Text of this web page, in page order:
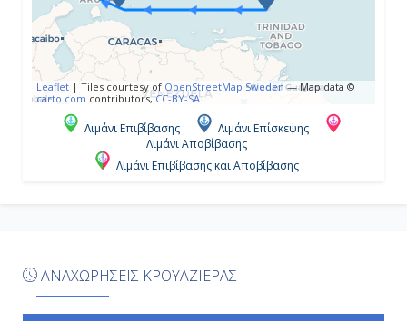
Σαιντ Κιτς, Άγιος Χριστόφορος και
07:00
19:00
Leaflet | Tiles courtesy ofOpenStreetMap Sweden— Map data ©
carto.com contributors,CC-BY-SA
Λιμάνι Επιβίβασης
Λιμάνι Επίσκεψης
Λιμάνι Αποβίβασης
Λιμάνι Επιβίβασης και Αποβίβασης
ΑΝΑΧΩΡΗΣΕΙΣ ΚΡΟΥΑΖΙΕΡΑΣ